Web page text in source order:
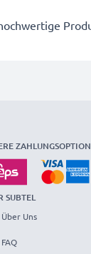
SUBTEL
Über Uns
FAQ